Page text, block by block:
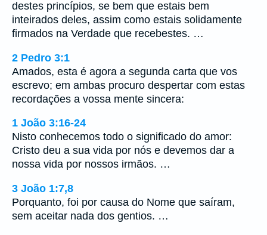
destes princípios, se bem que estais bem
inteirados deles, assim como estais solidamente
firmados na Verdade que recebestes. …
2 Pedro 3:1
Amados, esta é agora a segunda carta que vos
escrevo; em ambas procuro despertar com estas
recordações a vossa mente sincera:
1 João 3:16-24
Nisto conhecemos todo o significado do amor:
Cristo deu a sua vida por nós e devemos dar a
nossa vida por nossos irmãos. …
3 João 1:7,8
Porquanto, foi por causa do Nome que saíram,
sem aceitar nada dos gentios. …